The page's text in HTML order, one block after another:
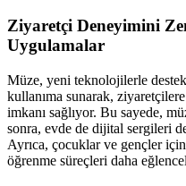
Ziyaretçi Deneyimini
Uygulamalar
Müze, yeni teknolojilerle
kullanıma sunarak,
imkanı sağlıyor. Bu sayede,
sonra, evde de dijital sergileri
Ayrıca, çocuklar ve gençler
öğrenme süreçleri daha